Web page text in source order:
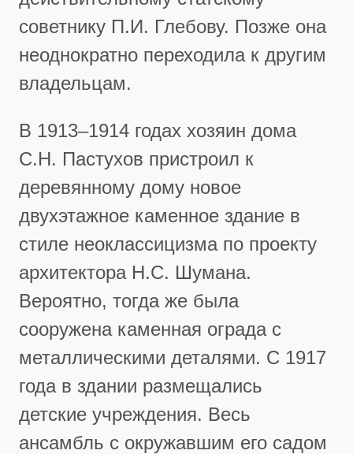
советнику П.И. Глебову. Позже она
неоднократно переходила к другим
владельцам.
В 1913–1914 годах хозяин дома
С.Н. Пастухов пристроил к
деревянному дому новое
двухэтажное каменное здание в
стиле неоклассицизма по проекту
архитектора Н.С. Шумана.
Вероятно, тогда же была
сооружена каменная ограда с
металлическими деталями. С 1917
года в здании размещались
детские учреждения. Весь
ансамбль с окружавшим его садом